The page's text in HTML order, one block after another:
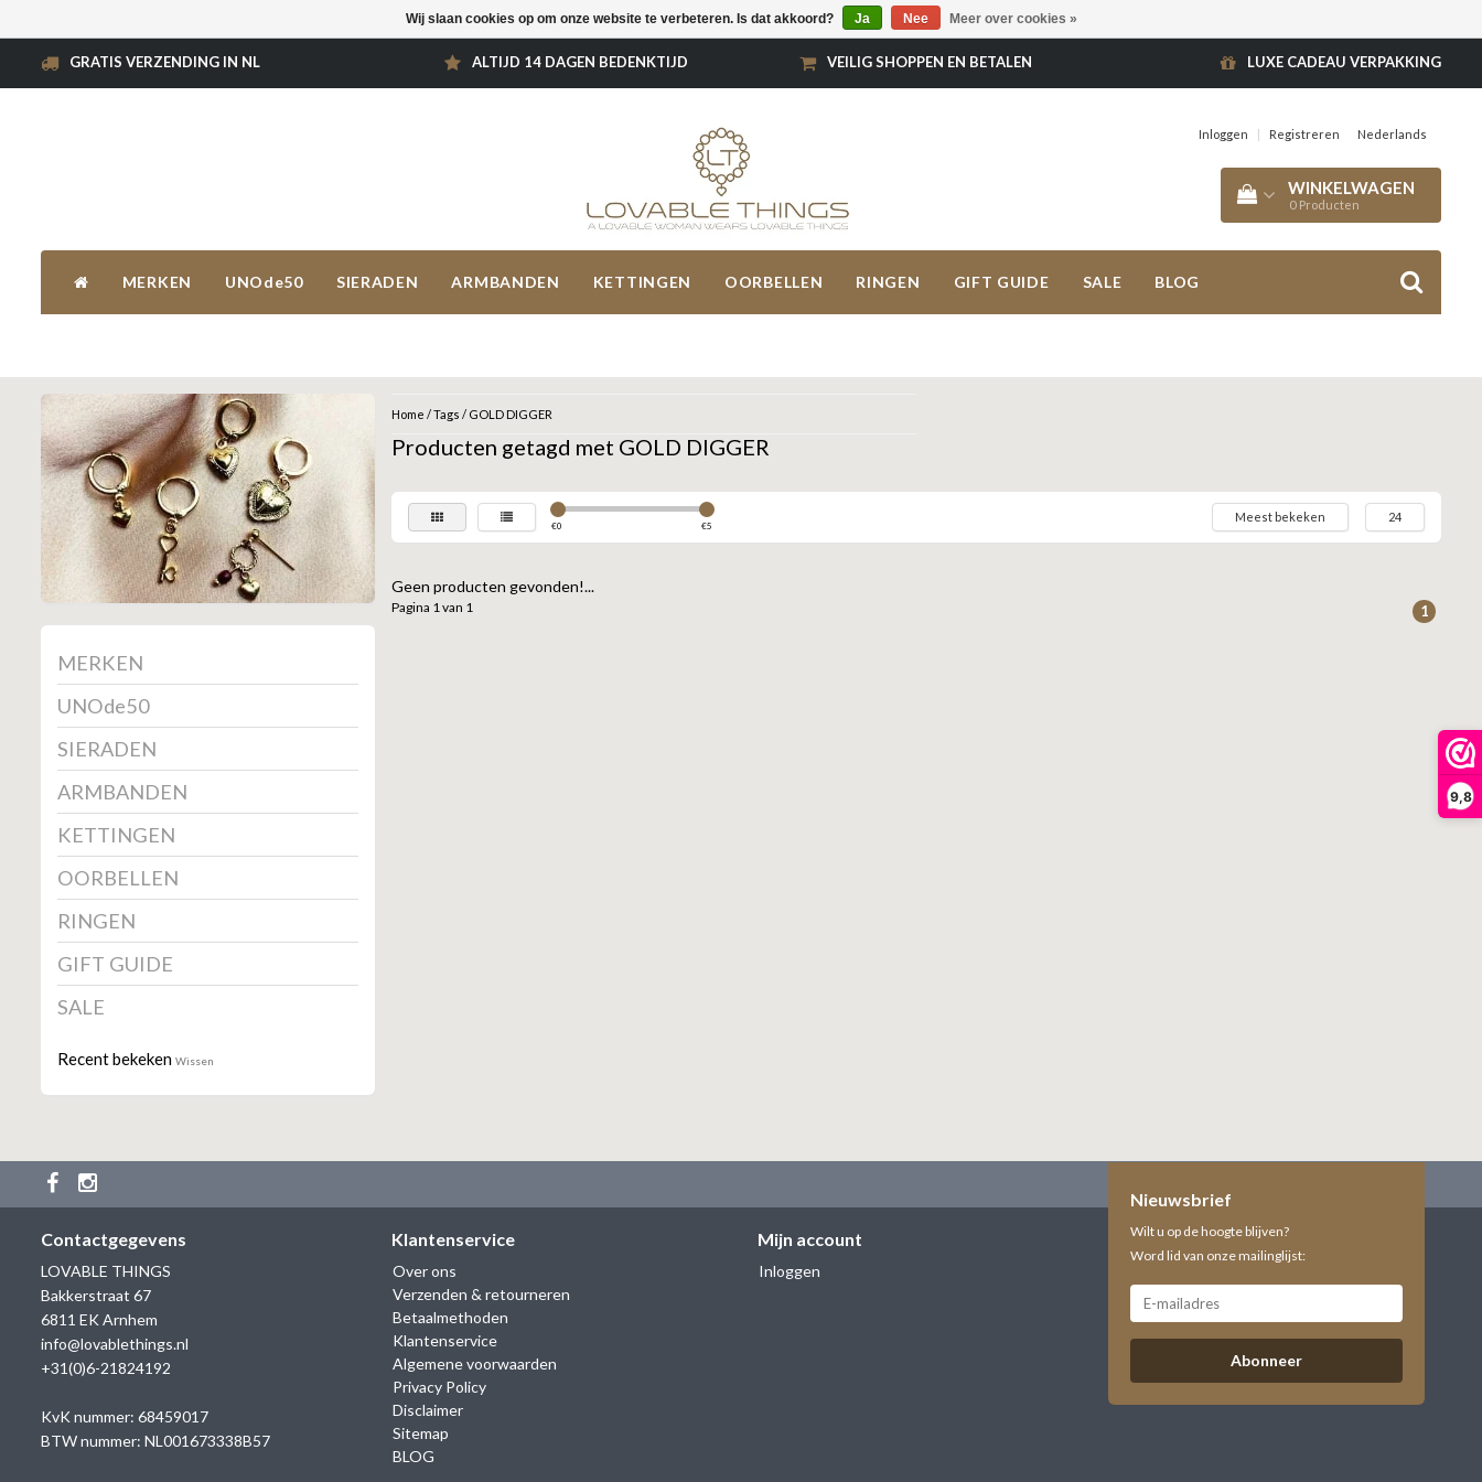
9,8
GRATIS VERZENDING IN NL ALTIJD 14 DAGEN BEDENKTIJD VEILIG SHOPPEN EN BETALEN LUXE CADEAU VERPAKKING
Inloggen | Registreren Nederlands
WINKELWAGEN
0 Producten
MERKEN UNOde50 SIERADEN ARMBANDEN KETTINGEN OORBELLEN RINGEN GIFT GUIDE SALE BLOG
MERKEN
UNOde50
SIERADEN
ARMBANDEN
KETTINGEN
OORBELLEN
RINGEN
GIFT GUIDE
SALE
Recent bekeken Wissen
Home /Tags / GOLD DIGGER
Producten getagd met GOLD DIGGER
€0 €5
Meest bekeken 24
Geen producten gevonden!...
Pagina 1 van 1 1
Contactgegevens
LOVABLE THINGS
Bakkerstraat 67
6811 EK Arnhem
info@lovablethings.nl
+31(0)6-21824192
KvK nummer: 68459017
BTW nummer: NL001673338B57
Klantenservice
Over ons
Verzenden & retourneren
Betaalmethoden
Klantenservice
Algemene voorwaarden
Privacy Policy
Disclaimer
Sitemap
BLOG
Mijn account
Inloggen
Nieuwsbrief
Wilt u op de hoogte blijven?
Word lid van onze mailinglijst:
Abonneer
Wij slaan cookies op om onze website te verbeteren. Is dat akkoord? Ja Nee Meer over cookies »